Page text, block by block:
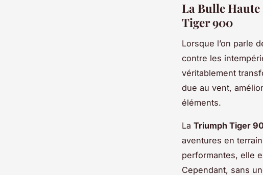
La Bulle
Tiger 900
Lorsque l’on parle
contre les
véritablement
due au vent,
éléments.
La Triumph Tiger
aventures en
performantes, elle
Cependant, sans